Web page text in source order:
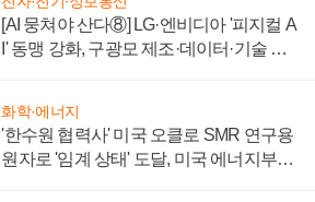
[AI 뭉쳐야 산다⑧] LG·엔비디아 '피지컬 A
I' 동맹 강화, 구광모 제조·데이터·기술 결
화학·에너지
'한수원 협력사' 미국 오클로 SMR 연구용
원자로 '임계 상태' 도달, 미국 에너지부